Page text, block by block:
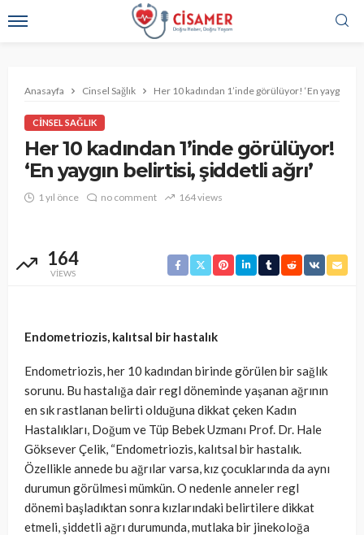
Anasayfa Cinsel Sağlık Her 10 kadından 1’inde görülüyor! ‘En yaygın
CINSEL SAĞLIK
Her 10 kadından 1’inde görülüyor!
‘En yaygın belirtisi, şiddetli ağrı’
1 yıl önce no comment 164 views
164
VIEWS
Endometriozis, kalıtsal bir hastalık
Endometriozis, her 10 kadından birinde görülen bir sağlık
sorunu. Bu hastalığa dair regl döneminde yaşanan ağrının
en sık rastlanan belirti olduğuna dikkat çeken Kadın
Hastalıkları, Doğum ve Tüp Bebek Uzmanı Prof. Dr. Hale
Göksever Çelik, “Endometriozis, kalıtsal bir hastalık.
Özellikle annede bu ağrılar varsa, kız çocuklarında da aynı
durumun görülmesi mümkün. O nedenle anneler regl
dönemi başladıktan sonra kızlarındaki belirtilere dikkat
etmeli, şiddetli ağrı durumunda, mutlaka bir jinekoloğa